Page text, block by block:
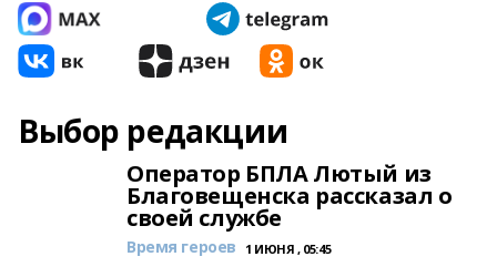
Выбор редакции
Оператор БПЛА Лютый из
Благовещенска рассказал о
своей службе
Время героев 1 ИЮНЯ , 05:45